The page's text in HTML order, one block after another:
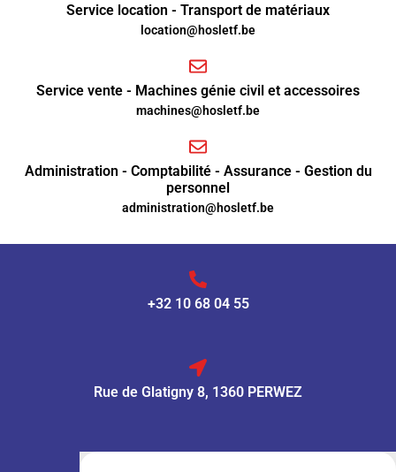
Service location - Transport de matériaux
location@hosletf.be
Service vente - Machines génie civil et accessoires
machines@hosletf.be
Administration - Comptabilité - Assurance - Gestion du
personnel
administration@hosletf.be
+32 10 68 04 55
Rue de Glatigny 8, 1360 PERWEZ